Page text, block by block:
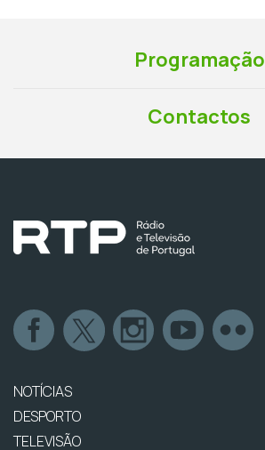
Programação
Contactos
NOTÍCIAS
DESPORTO
TELEVISÃO